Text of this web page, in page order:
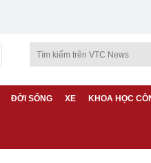
ĐỜI SỐNG XE KHOA HỌC